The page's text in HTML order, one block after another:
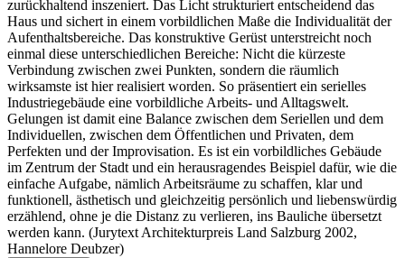
zurückhaltend inszeniert. Das Licht strukturiert entscheidend das
Haus und sichert in einem vorbildlichen Maße die Individualität der
Aufenthaltsbereiche. Das konstruktive Gerüst unterstreicht noch
einmal diese unterschiedlichen Bereiche: Nicht die kürzeste
Verbindung zwischen zwei Punkten, sondern die räumlich
wirksamste ist hier realisiert worden. So präsentiert ein serielles
Industriegebäude eine vorbildliche Arbeits- und Alltagswelt.
Gelungen ist damit eine Balance zwischen dem Seriellen und dem
Individuellen, zwischen dem Öffentlichen und Privaten, dem
Perfekten und der Improvisation. Es ist ein vorbildliches Gebäude
im Zentrum der Stadt und ein herausragendes Beispiel dafür, wie die
einfache Aufgabe, nämlich Arbeitsräume zu schaffen, klar und
funktionell, ästhetisch und gleichzeitig persönlich und liebenswürdig
erzählend, ohne je die Distanz zu verlieren, ins Bauliche übersetzt
werden kann. (Jurytext Architekturpreis Land Salzburg 2002,
Hannelore Deubzer)